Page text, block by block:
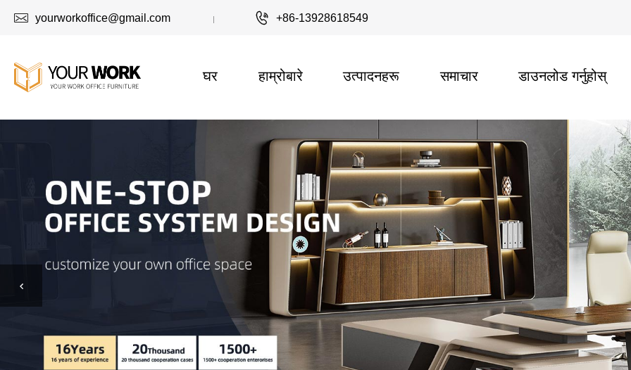
 yourworkoffice@gmail.com  +86-13928618549
घर हाम्रोबारे उत्पादनहरू समाचार डाउनलोड गर्नुहोस्